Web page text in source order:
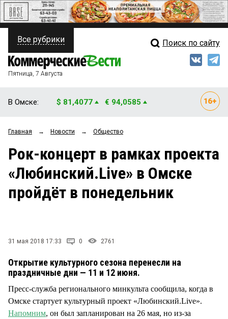
ПОЛИТИКА
ФИНАНСЫ
ОБЩЕСТВО
ЗАКОН
Свежий выпуск
Рейтинги
Блоги
Архив
Все рубрики Поиск по сайту
Пятница, 7 Августа
В Омске: $ 81,4077 € 94,0585
Главная → Новости → Общество
Рок-концерт в рамках проекта
«Любинский.Live» в Омске
пройдёт в понедельник
31 мая 2018 17:33 0 2761
Открытие культурного сезона перенесли на
праздничные дни — 11 и 12 июня.
Пресс-служба регионального минкульта сообщила, когда в
Омске стартует культурный проект «Любинский.Live».
Напомним, он был запланирован на 26 мая, но из-за